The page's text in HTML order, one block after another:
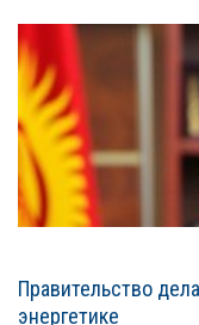
Правительство
энергетике